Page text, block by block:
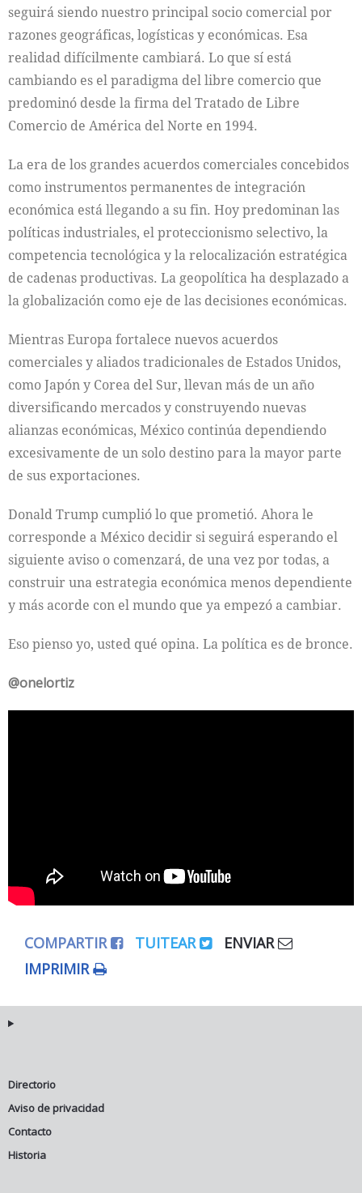
seguirá siendo nuestro principal socio comercial por
razones geográficas, logísticas y económicas. Esa
realidad difícilmente cambiará. Lo que sí está
cambiando es el paradigma del libre comercio que
predominó desde la firma del Tratado de Libre
Comercio de América del Norte en 1994.
La era de los grandes acuerdos comerciales concebidos
como instrumentos permanentes de integración
económica está llegando a su fin. Hoy predominan las
políticas industriales, el proteccionismo selectivo, la
competencia tecnológica y la relocalización estratégica
de cadenas productivas. La geopolítica ha desplazado a
la globalización como eje de las decisiones económicas.
Mientras Europa fortalece nuevos acuerdos
comerciales y aliados tradicionales de Estados Unidos,
como Japón y Corea del Sur, llevan más de un año
diversificando mercados y construyendo nuevas
alianzas económicas, México continúa dependiendo
excesivamente de un solo destino para la mayor parte
de sus exportaciones.
Donald Trump cumplió lo que prometió. Ahora le
corresponde a México decidir si seguirá esperando el
siguiente aviso o comenzará, de una vez por todas, a
construir una estrategia económica menos dependiente
y más acorde con el mundo que ya empezó a cambiar.
Eso pienso yo, usted qué opina. La política es de bronce.
@onelortiz
COMPARTIR TUITEAR
ENVIAR
IMPRIMIR
Directorio
Aviso de privacidad
Contacto
Historia